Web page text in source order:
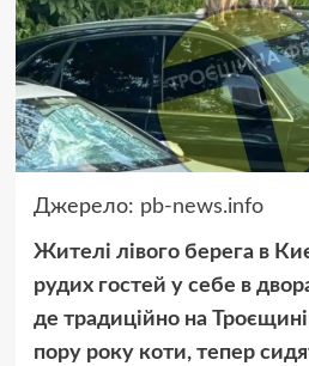
Джерело: pb-news.info
Жителі лівого берега в
рудих гостей у себе в
де традиційно на
пору року коти, тепер